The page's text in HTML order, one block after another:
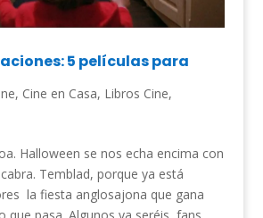
5 películas para
, Cine en Casa, Libros Cine,
Halloween se nos echa encima con
Temblad, porque ya está
la fiesta anglosajona que gana
que pasa. Algunos ya seréis fans